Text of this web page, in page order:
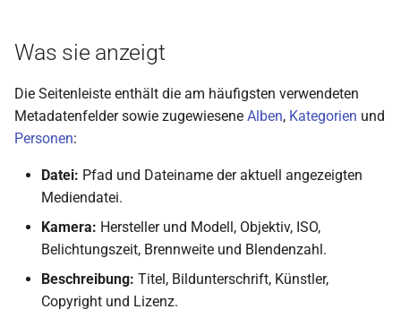
Was sie anzeigt
Die Seitenleiste enthält die am häufigsten verwendeten
Metadatenfelder sowie zugewiesene Alben, Kategorien und
Personen:
Datei: Pfad und Dateiname der aktuell angezeigten
Mediendatei.
Kamera: Hersteller und Modell, Objektiv, ISO,
Belichtungszeit, Brennweite und Blendenzahl.
Beschreibung: Titel, Bildunterschrift, Künstler,
Copyright und Lizenz.